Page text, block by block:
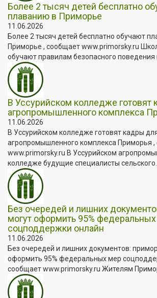
Более 2 тысяч детей бесплатно
плаванию в Приморье
11.06.2026
Более 2 тысяч детей бесплатно обучают
Приморье , сообщает www.primorsky.ru
обучают правилам безопасного поведения
В Уссурийском колледже готовят
агропромышленного комплекса
11.06.2026
В Уссурийском колледже готовят кадры
агропромышленного комплекса Приморья
www.primorsky.ru В Уссурийском
колледже будущие специалисты сельского...
Без очередей и лишних
могут оформить 95%
соцподдержки онлайн
11.06.2026
Без очередей и лишних документов:
оформить 95% федеральных мер
сообщает www.primorsky.ru Жителям